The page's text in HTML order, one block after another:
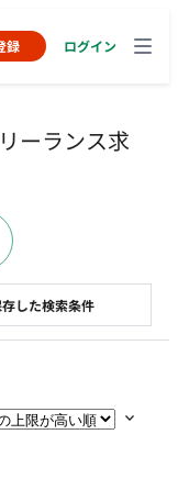
録 ログイン
ーランス求
した検索条件